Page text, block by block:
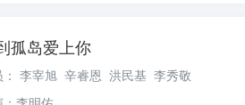
电视剧
孤岛爱上你
李宰旭 辛睿恩 洪民基 李秀敬